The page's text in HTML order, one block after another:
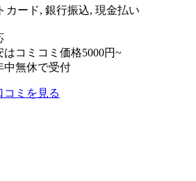
カード, 銀行振込, 現金払い
はコミコミ価格5000円~
中無休で受付
コミを見る